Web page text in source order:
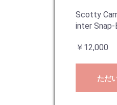
Scotty
inter Snap-
￥12,000
ただ